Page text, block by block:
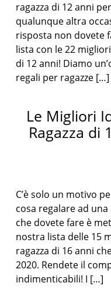
ragazza di 12 anni
qualunque altra
risposta non dovete
lista con le 22
di 12 anni! Diamo
regali per ragazze […]
Le Migliori
Ragazza di
C’è solo un motivo
cosa regalare ad una
che dovete fare è
nostra lista delle 15
ragazza di 16 anni
2020. Rendete il
indimenticabili! I […]